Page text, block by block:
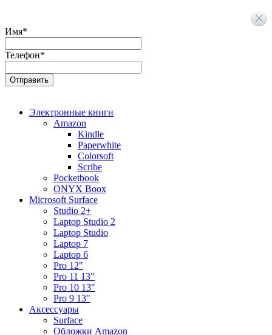
Имя*
Телефон*
Электронные книги
Amazon
Kindle
Paperwhite
Colorsoft
Scribe
Pocketbook
ONYX Boox
Microsoft Surface
Studio 2+
Laptop Studio 2
Laptop Studio
Laptop 7
Laptop 6
Pro 12"
Pro 11 13"
Pro 10 13"
Pro 9 13"
Аксессуары
Surface
Обложки Amazon